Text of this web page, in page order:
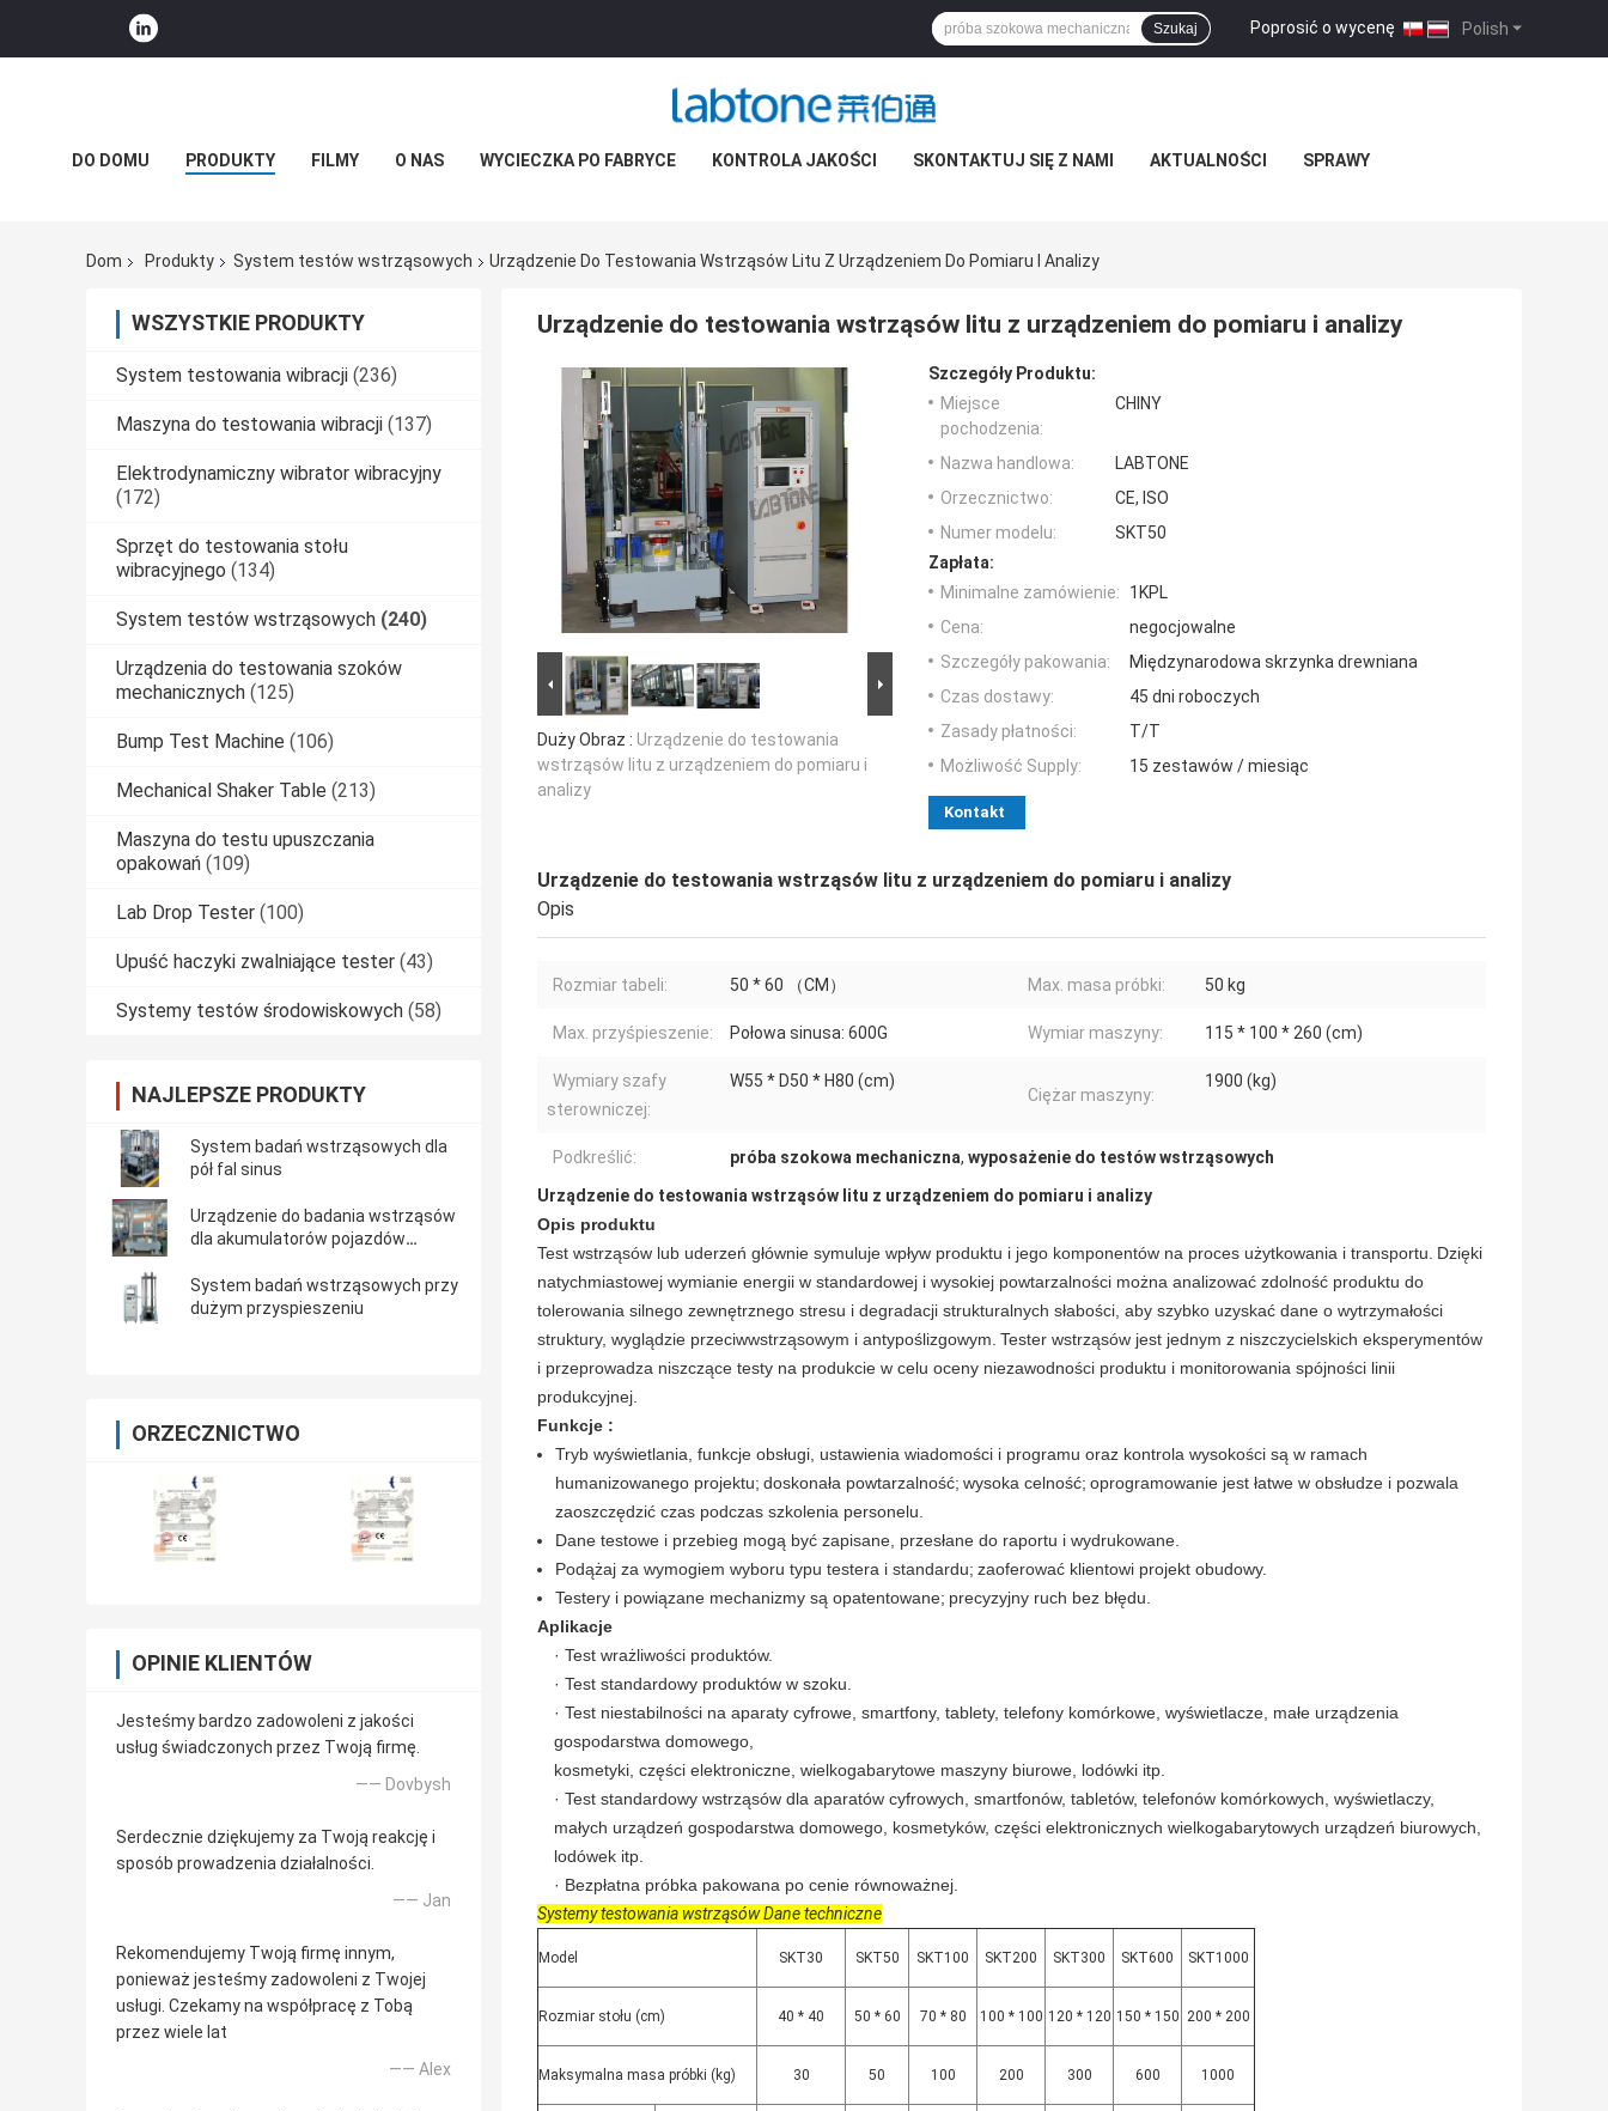
Polish
Poprosić o wycenę |
Szukaj
DO DOMU PRODUKTY FILMY O NAS WYCIECZKA PO FABRYCE KONTROLA JAKOŚCI SKONTAKTUJ SIĘ Z NAMI AKTUALNOŚCI SPRAWY
Dom Produkty System testów wstrząsowych Urządzenie Do Testowania Wstrząsów Litu Z Urządzeniem Do Pomiaru I Analizy
WSZYSTKIE PRODUKTY
System testowania wibracji (236)
Maszyna do testowania wibracji (137)
Elektrodynamiczny wibrator wibracyjny
(172)
Sprzęt do testowania stołu
wibracyjnego (134)
System testów wstrząsowych (240)
Urządzenia do testowania szoków
mechanicznych (125)
Bump Test Machine (106)
Mechanical Shaker Table (213)
Maszyna do testu upuszczania
opakowań (109)
Lab Drop Tester (100)
Upuść haczyki zwalniające tester (43)
Systemy testów środowiskowych (58)
NAJLEPSZE PRODUKTY
System badań wstrząsowych dla
pół fal sinus
Urządzenie do badania wstrząsów
dla akumulatorów pojazdów
System badań wstrząsowych przy
dużym przyspieszeniu
ORZECZNICTWO
OPINIE KLIENTÓW
Jesteśmy bardzo zadowoleni z jakości
usług świadczonych przez Twoją firmę.
—— Dovbysh
Serdecznie dziękujemy za Twoją reakcję i
sposób prowadzenia działalności.
—— Jan
Rekomendujemy Twoją firmę innym,
ponieważ jesteśmy zadowoleni z Twojej
usługi. Czekamy na współpracę z Tobą
przez wiele lat
—— Alex
Urządzenie do testowania wstrząsów litu z urządzeniem do pomiaru i analizy
Duży Obraz : Urządzenie do testowania
wstrząsów litu z urządzeniem do pomiaru i
analizy
Szczegóły Produktu:
Miejsce
pochodzenia:
CHINY
Nazwa handlowa:
LABTONE
Orzecznictwo:
CE, ISO
Numer modelu:
SKT50
Zapłata:
Minimalne zamówienie:
1KPL
Cena:
negocjowalne
Szczegóły pakowania:
Międzynarodowa skrzynka drewniana
Czas dostawy:
45 dni roboczych
Zasady płatności:
T/T
Możliwość Supply:
15 zestawów / miesiąc
Kontakt
Urządzenie do testowania wstrząsów litu z urządzeniem do pomiaru i analizy
Opis
Rozmiar tabeli: 50 * 60 （CM） Max. masa próbki: 50 kg
Max. przyśpieszenie: Połowa sinusa: 600G Wymiar maszyny: 115 * 100 * 260 (cm)
Wymiary szafy
sterowniczej:
W55 * D50 * H80 (cm)
Ciężar maszyny:
1900 (kg)
Podkreślić: próba szokowa mechaniczna, wyposażenie do testów wstrząsowych
Urządzenie do testowania wstrząsów litu z urządzeniem do pomiaru i analizy
Opis produktu
Test wstrząsów lub uderzeń głównie symuluje wpływ produktu i jego komponentów na proces użytkowania i transportu. Dzięki
natychmiastowej wymianie energii w standardowej i wysokiej powtarzalności można analizować zdolność produktu do
tolerowania silnego zewnętrznego stresu i degradacji strukturalnych słabości, aby szybko uzyskać dane o wytrzymałości
struktury, wyglądzie przeciwwstrząsowym i antypoślizgowym. Tester wstrząsów jest jednym z niszczycielskich eksperymentów
i przeprowadza niszczące testy na produkcie w celu oceny niezawodności produktu i monitorowania spójności linii
produkcyjnej.
Funkcje :
Tryb wyświetlania, funkcje obsługi, ustawienia wiadomości i programu oraz kontrola wysokości są w ramach
humanizowanego projektu; doskonała powtarzalność; wysoka celność; oprogramowanie jest łatwe w obsłudze i pozwala
zaoszczędzić czas podczas szkolenia personelu.
Dane testowe i przebieg mogą być zapisane, przesłane do raportu i wydrukowane.
Podążaj za wymogiem wyboru typu testera i standardu; zaoferować klientowi projekt obudowy.
Testery i powiązane mechanizmy są opatentowane; precyzyjny ruch bez błędu.
Aplikacje
· Test wrażliwości produktów.
· Test standardowy produktów w szoku.
· Test niestabilności na aparaty cyfrowe, smartfony, tablety, telefony komórkowe, wyświetlacze, małe urządzenia
gospodarstwa domowego,
kosmetyki, części elektroniczne, wielkogabarytowe maszyny biurowe, lodówki itp.
· Test standardowy wstrząsów dla aparatów cyfrowych, smartfonów, tabletów, telefonów komórkowych, wyświetlaczy,
małych urządzeń gospodarstwa domowego, kosmetyków, części elektronicznych wielkogabarytowych urządzeń biurowych,
lodówek itp.
· Bezpłatna próbka pakowana po cenie równoważnej.
Systemy testowania wstrząsówDane techniczne
Model SKT30 SKT50 SKT100 SKT200 SKT300 SKT600 SKT1000
Rozmiar stołu (cm) 40 * 40 50 * 60 70 * 80 100 * 100 120 * 120 150 * 150 200 * 200
Maksymalna masa próbki (kg) 30 50 100 200 300 600 1000